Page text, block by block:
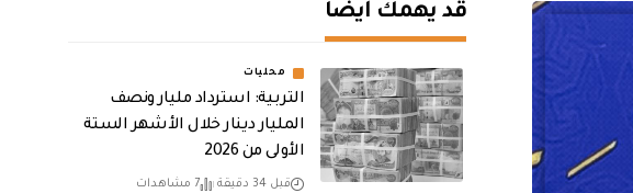
قد يهمك أيضا
محليات
التربية: استرداد مليار ونصف
المليار دينار خلال الأشهر الستة
الأولى من 2026
قبل 34 دقيقة 7 مشاهدات